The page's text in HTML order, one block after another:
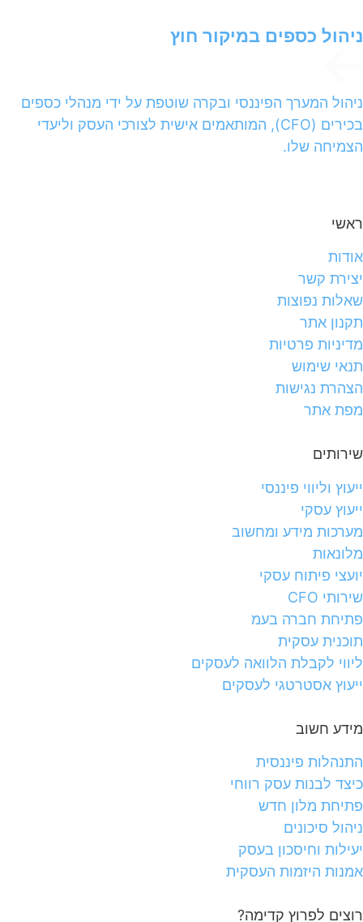
ניהול כספים במיקור חוץ
ניהול המערך הפיננסי ובקרה שוטפת על ידי מנהלי כספים
בכירים (CFO), המותאמים אישית לצורכי העסק וליעדי
הצמיחה שלו.
ראשי
אודות
יצירת קשר
שאלות נפוצות
תקנון אתר
מדיניות פרטיות
תנאי שימוש
הצהרת נגישות
מפת אתר
שירותים
ייעוץ וליווי פיננסי
ייעוץ עסקי
מערכות מידע ומחשוב
מלונאות
יועצי פיתוח עסקי
שירותי CFO
פתיחת חברה בעמ
תוכנית עסקית
ליווי לקבלת הלוואה לעסקים
ייעוץ אסטרטגי לעסקים
מידע חשוב
התנהלות פיננסית
כיצד לבנות עסק רווחי
פתיחת מלון חדש
ניהול סיכונים
יעילות וחיסכון בעסק
אמנות היזמות העסקית
רוצים לפרוץ קדימה?